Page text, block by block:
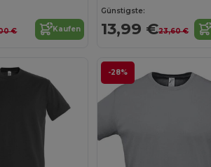
€ Kaufen
Günstigste:
13,99 €23,60 €
-28%